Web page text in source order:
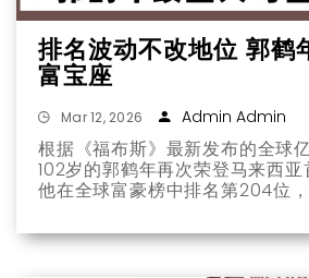
排名波动不改地位 郭鹤
富宝座
Mar 12, 2026 Admin Admin
根据《福布斯》最新发布的全球
102岁的郭鹤年再次荣登马来西
他在全球富豪榜中排名第204位
高的马来西亚富豪。